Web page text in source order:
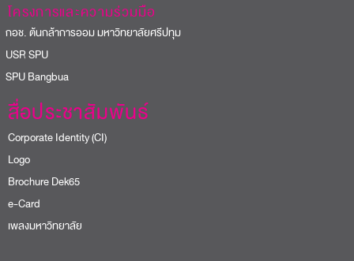
โครงการและความร่วมมือ
ช. ต้นกล้าการออม มหาวิทยาลัยศรีปทุม
SPU
Bangbua
สื่อประชาสัมพันธ์
Corporate Identity (CI)
Logo
Brochure Dek65
e-Card
เพลงมหาวิทยาลัย